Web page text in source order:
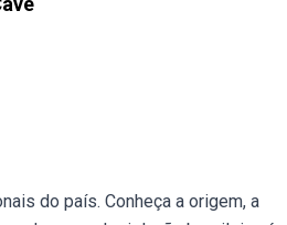
do país. Conheça a origem, a